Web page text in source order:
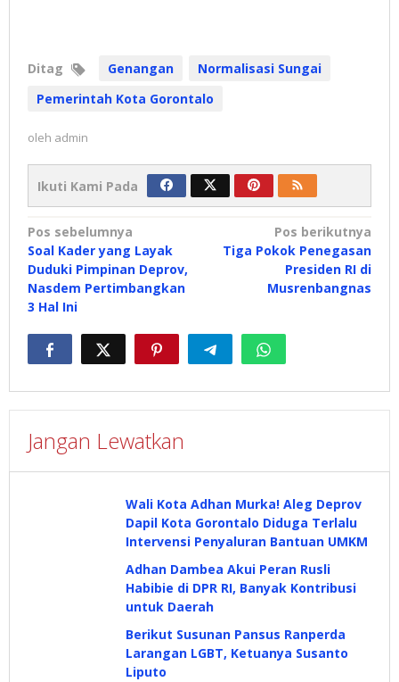
Ditag Genangan
Normalisasi Sungai
Pemerintah Kota Gorontalo
oleh admin
Ikuti Kami Pada
Navigasi
pos
Pos sebelumnya
Soal Kader yang Layak
Duduki Pimpinan Deprov,
Nasdem Pertimbangkan
3 Hal Ini
Pos berikutnya
Tiga Pokok Penegasan
Presiden RI di
Musrenbangnas
Jangan Lewatkan
Wali Kota Adhan Murka! Aleg Deprov
Dapil Kota Gorontalo Diduga Terlalu
Intervensi Penyaluran Bantuan UMKM
Adhan Dambea Akui Peran Rusli
Habibie di DPR RI, Banyak Kontribusi
untuk Daerah
Berikut Susunan Pansus Ranperda
Larangan LGBT, Ketuanya Susanto
Liputo